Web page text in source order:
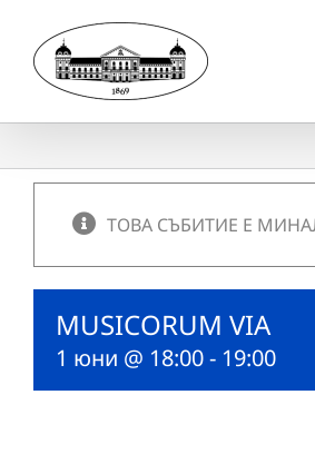
content
ТОВА СЪБИТИЕ Е
MUSICORUM VIA
1 юни @ 18:00- 19:00